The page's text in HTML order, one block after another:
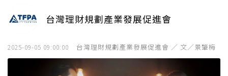
台灣理財規劃產業發展促進會
2025-09-05 09:00:00 台灣理財規劃產業發展促進會 ／ 文／景肇梅